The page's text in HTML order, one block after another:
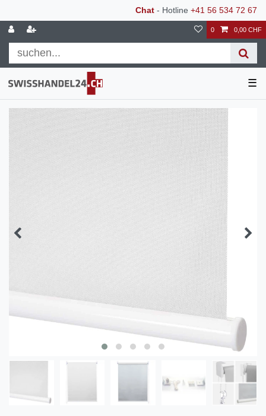
Chat - Hotline +41 56 534 72 67
0 0,00 CHF
☰